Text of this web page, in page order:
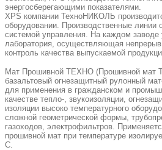
энергосберегающими показателями.
XPS компании ТехноНИКОЛЬ
оборудовании. Производственные
системой управления. На каждом заводе
лаборатория, осуществляющая
контроль качества выпускаемой
Мат Прошивной ТЕХНО (Прошивной
базальтовый огнезащитный рулонный
для применения в гражданском и
качестве тепло-, звукоизоляции,
изоляции высоко температурного
сложной геометрической формы,
газоходов, электрофильтров.
прошивной мат при температуре
С.